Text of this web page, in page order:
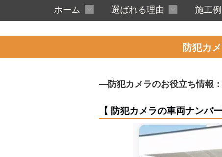
ホーム
防犯カメラTOPページ オフィスTOPページ
選ばれる理由
お見積りご相談は無料 創業104年 信頼と実
施工例
倉庫・工場
防犯と監視カメラの違い 防犯カメラの選び方
防犯カメラの形状と種類 防犯カメラの照度
防犯カ
―防犯カメラのお役立ち情報
【 防犯カメラの車両ナンバ